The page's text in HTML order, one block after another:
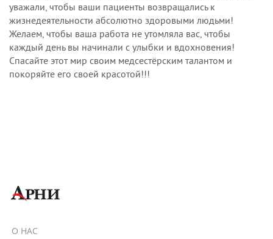
уважали, чтобы ваши пациенты возвращались к
жизнедеятельности абсолютно здоровыми людьми!
Желаем, чтобы ваша работа не утомляла вас, чтобы
каждый день вы начинали с улыбки и вдохновения!
Спасайте этот мир своим медсестёрским талантом и
покоряйте его своей красотой!!!
О НАС